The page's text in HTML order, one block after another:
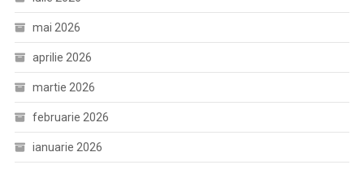
mai 2026
aprilie 2026
martie 2026
februarie 2026
ianuarie 2026